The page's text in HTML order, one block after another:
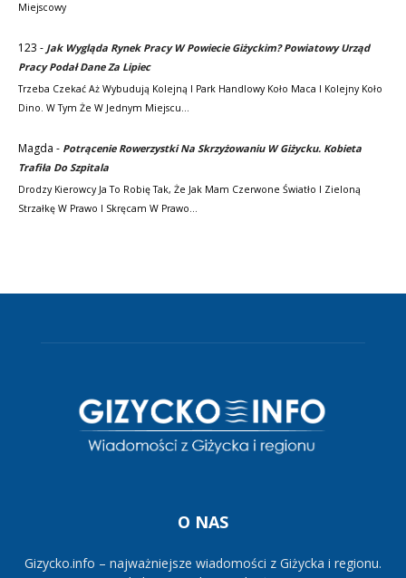
Miejscowy
123 - Jak Wygląda Rynek Pracy W Powiecie Giżyckim? Powiatowy Urząd
Pracy Podał Dane Za Lipiec
Trzeba Czekać Aż Wybudują Kolejną I Park Handlowy Koło Maca I Kolejny Koło
Dino. W Tym Że W Jednym Miejscu…
Magda - Potrącenie Rowerzystki Na Skrzyżowaniu W Giżycku. Kobieta
Trafiła Do Szpitala
Drodzy Kierowcy Ja To Robię Tak, Że Jak Mam Czerwone Światło I Zieloną
Strzałkę W Prawo I Skręcam W Prawo…
O NAS
Gizycko.info – najważniejsze wiadomości z Giżycka i regionu.